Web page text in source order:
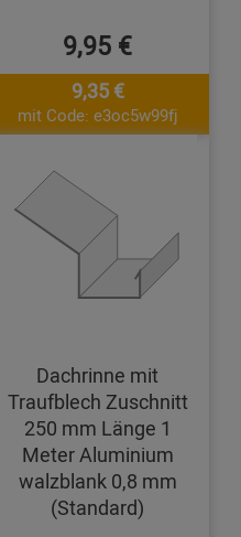
9,95 €
9,35 €
mit Code: e3oc5w99fj
Dachrinne mit
Traufblech Zuschnitt
250 mm Länge 1
Meter Aluminium
walzblank 0,8 mm
(Standard)